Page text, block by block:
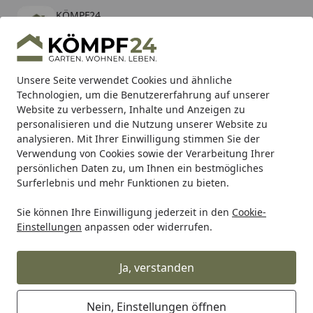
Unsere Seite verwendet Cookies und ähnliche
Technologien, um die Benutzererfahrung auf unserer
Website zu verbessern, Inhalte und Anzeigen zu
personalisieren und die Nutzung unserer Website zu
analysieren. Mit Ihrer Einwilligung stimmen Sie der
Verwendung von Cookies sowie der Verarbeitung Ihrer
persönlichen Daten zu, um Ihnen ein bestmögliches
Surferlebnis und mehr Funktionen zu bieten.
Sie können Ihre Einwilligung jederzeit in den Cookie-
Einstellungen anpassen oder widerrufen.
Ja, verstanden
Nein, Einstellungen öffnen
KÖMPF24
kostenlos - Im App Store
Hotline
Alle Produkte
Mein Konto
Suchen
Karibu Pools inkl. gratis Sandfilteranlage & Pool-
Starterset (Gesamtwert bis 468,99€)
Startseite
Winkelverbinder verz. 50x50x35x2,5 mm GP (25 St.)
Winkelverbinder verz. 50x50x35x2,5
mm GP (25 St.)